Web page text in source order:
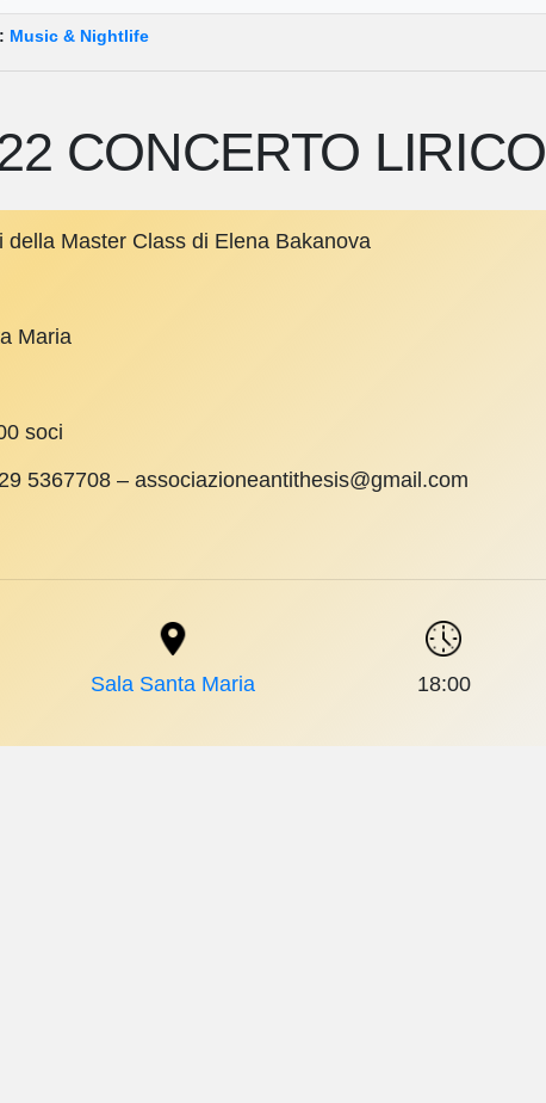
Music & Nightlife
CONCERTO LIRICO
Master Class di Elena Bakanova
Maria
soci
5367708 – associazioneantithesis@gmail.com
Sala Santa Maria 18:00